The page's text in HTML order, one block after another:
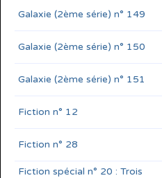
Galaxie (2ème série) n° 149
Galaxie (2ème série) n° 150
Galaxie (2ème série) n° 151
Fiction n° 12
Fiction n° 28
Fiction spécial n° 20 : Trois